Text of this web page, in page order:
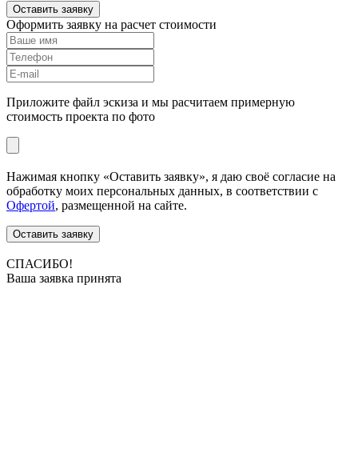
Оставить заявку
Оформить заявку на расчет стоимости
Приложите файл эскиза и мы расчитаем примерную
стоимость проекта по фото
Нажимая кнопку «Оставить заявку», я даю своё согласие на
обработку моих персональных данных, в соответствии с
Офертой, размещенной на сайте.
Оставить заявку
СПАСИБО!
Ваша заявка принята